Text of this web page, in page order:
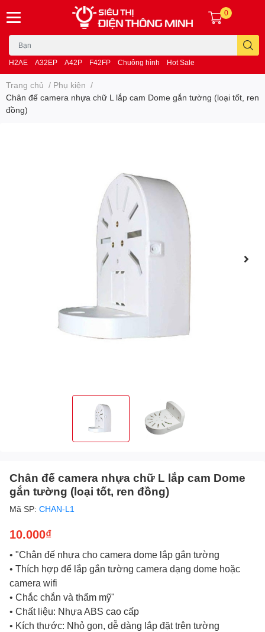
H2AE A32EP A42P F42FP Chuông hình Hot Sale
0
Trang chủ / Phụ kiện /
Chân đế camera nhựa chữ L lắp cam Dome gắn tường (loại tốt, ren
đồng)
Chân đế camera nhựa chữ L lắp cam Dome
gắn tường (loại tốt, ren đồng)
Mã SP: CHAN-L1
10.000₫
• "Chân đế nhựa cho camera dome lắp gắn tường
• Thích hợp để lắp gắn tường camera dạng dome hoặc
camera wifi
• Chắc chắn và thẩm mỹ"
• Chất liệu: Nhựa ABS cao cấp
• Kích thước: Nhỏ gọn, dễ dàng lắp đặt trên tường